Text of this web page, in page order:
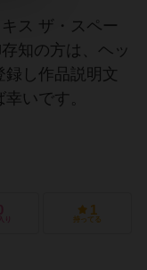
ス ザ・スペー
知の方は、ヘッ
録し作品説明文
いです。
り
1
持ってる